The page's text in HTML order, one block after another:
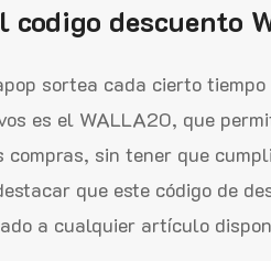
codigo descuento
sortea cada cierto
es el WALLA20, que
sin tener que
que este código de
a cualquier artículo